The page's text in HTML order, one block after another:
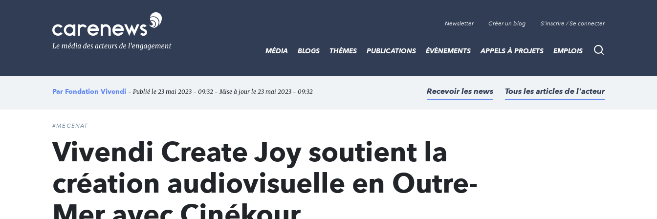
Le
média
de
l'engagement
Newsletter Créer un blog S'inscrire / Se connecter
Recherche
MÉDIA BLOGS THÈMES PUBLICATIONS ÉVÈNEMENTS APPELS À PROJETS EMPLOIS
Par Fondation Vivendi - Publié le 23 mai 2023 - 09:32 - Mise à jour le 23 mai 2023 - 09:32 Recevoir les news Tous les articles de l'acteur
#MÉCÉNAT
Vivendi Create Joy soutient la
création audiovisuelle en Outre-